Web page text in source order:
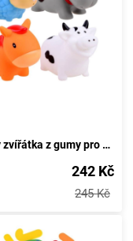
Hračky zvířátka z gumy pro koupání na farmě
242 Kč
245 Kč